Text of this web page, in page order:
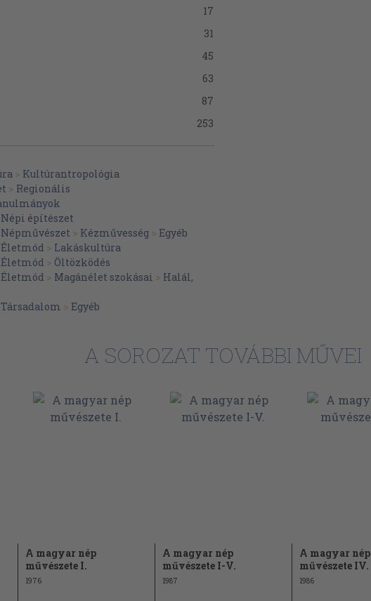
17
31
45
63
87
253
1
261
213
> Kultúrantropológia
> Regionális
Népi építészet
Népművészet > Kézművesség > Egyéb
Életmód > Lakáskultúra
Életmód > Öltözködés
Életmód > Magánélet szokásai > Halál,
Társadalom > Egyéb
A SOROZAT TOVÁBBI MŰVEI
A magyar nép
művészete I.
1976
A magyar nép
művészete I-V.
1987
A magyar nép
művészete IV.
1986